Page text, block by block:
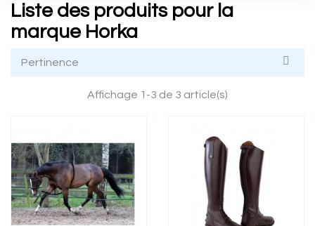
Liste des produits pour la
marque Horka
Pertinence 
Affichage 1-3 de 3 article(s)